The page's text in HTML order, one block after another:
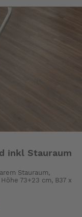
inkl Stauraum
Stauraum,
73+23 cm, B37 x